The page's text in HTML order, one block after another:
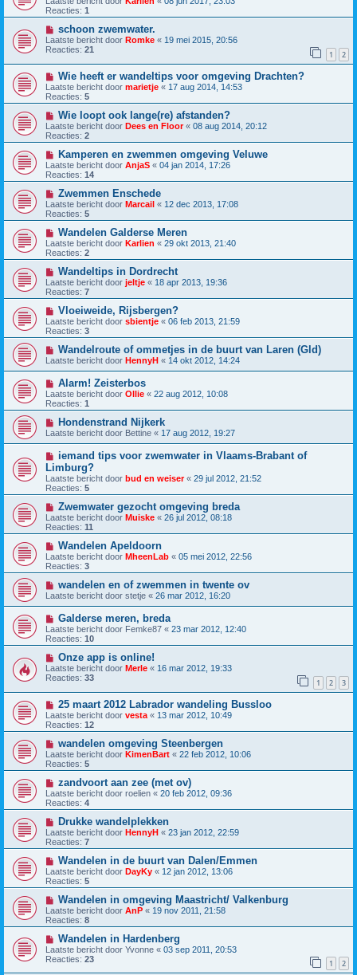
Reacties: 1
schoon zwemwater.
Laatste bericht door Romke « 19 mei 2015, 20:56
Reacties: 21 1 2
Wie heeft er wandeltips voor omgeving Drachten?
Laatste bericht door marietje « 17 aug 2014, 14:53
Reacties: 5
Wie loopt ook lange(re) afstanden?
Laatste bericht door Dees en Floor« 08 aug 2014, 20:12
Reacties: 2
Kamperen en zwemmen omgeving Veluwe
Laatste bericht door AnjaS « 04 jan 2014, 17:26
Reacties: 14
Zwemmen Enschede
Laatste bericht door Marcail « 12 dec 2013, 17:08
Reacties: 5
Wandelen Galderse Meren
Laatste bericht door Karlien « 29 okt 2013, 21:40
Reacties: 2
Wandeltips in Dordrecht
Laatste bericht door jeltje « 18 apr 2013, 19:36
Reacties: 7
Vloeiweide, Rijsbergen?
Laatste bericht door sbientje « 06 feb 2013, 21:59
Reacties: 3
Wandelroute of ommetjes in de buurt van Laren (Gld)
Laatste bericht door HennyH « 14 okt 2012, 14:24
Alarm! Zeisterbos
Laatste bericht door Ollie « 22 aug 2012, 10:08
Reacties: 1
Hondenstrand Nijkerk
Laatste bericht door Bettine « 17 aug 2012, 19:27
iemand tips voor zwemwater in Vlaams-Brabant of
Limburg?
Laatste bericht door bud en weiser« 29 jul 2012, 21:52
Reacties: 5
Zwemwater gezocht omgeving breda
Laatste bericht door Muiske « 26 jul 2012, 08:18
Reacties: 11
Wandelen Apeldoorn
Laatste bericht door MheenLab « 05 mei 2012, 22:56
Reacties: 3
wandelen en of zwemmen in twente ov
Laatste bericht door stetje « 26 mar 2012, 16:20
Galderse meren, breda
Laatste bericht door Femke87 « 23 mar 2012, 12:40
Reacties: 10
Onze app is online!
Laatste bericht door Merle « 16 mar 2012, 19:33
Reacties: 33 1 2 3
25 maart 2012 Labrador wandeling Bussloo
Laatste bericht door vesta « 13 mar 2012, 10:49
Reacties: 12
wandelen omgeving Steenbergen
Laatste bericht door KimenBart « 22 feb 2012, 10:06
Reacties: 5
zandvoort aan zee (met ov)
Laatste bericht door roelien « 20 feb 2012, 09:36
Reacties: 4
Drukke wandelplekken
Laatste bericht door HennyH « 23 jan 2012, 22:59
Reacties: 7
Wandelen in de buurt van Dalen/Emmen
Laatste bericht door DayKy « 12 jan 2012, 13:06
Reacties: 5
Wandelen in omgeving Maastricht/ Valkenburg
Laatste bericht door AnP « 19 nov 2011, 21:58
Reacties: 8
Wandelen in Hardenberg
Laatste bericht door Yvonne « 03 sep 2011, 20:53
Reacties: 23 1 2